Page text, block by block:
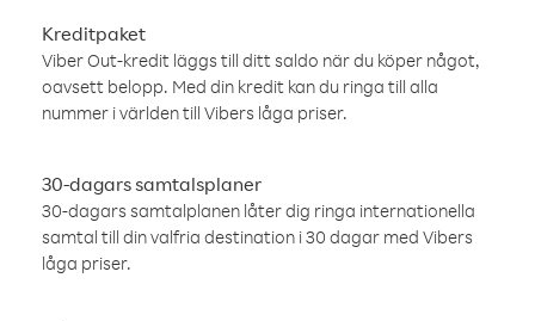
Kreditpaket
Viber Out-kredit läggs till ditt saldo när du köper något,
oavsett belopp. Med din kredit kan du ringa till alla
nummer i världen till Vibers låga priser.
30-dagars samtalsplaner
30-dagars samtalplanen låter dig ringa internationella
samtal till din valfria destination i 30 dagar med Vibers
låga priser.